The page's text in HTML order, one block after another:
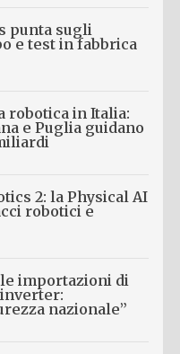
punta sugli
e test in fabbrica
robotica in Italia:
e Puglia guidano
2: la Physical AI
robotici e
le importazioni di
nazionale”